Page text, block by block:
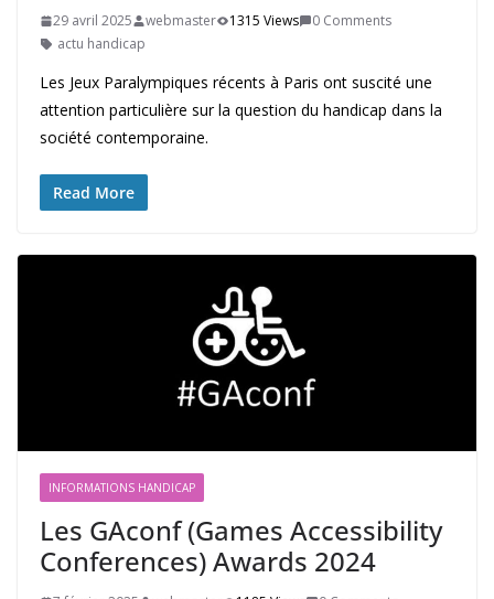
29 avril 2025 webmaster 1315 Views
0 Comments
actu handicap
Les Jeux Paralympiques récents à Paris ont suscité une
attention particulière sur la question du handicap dans la
société contemporaine.
Read More
INFORMATIONS HANDICAP
Les GAconf (Games Accessibility
Conferences) Awards 2024